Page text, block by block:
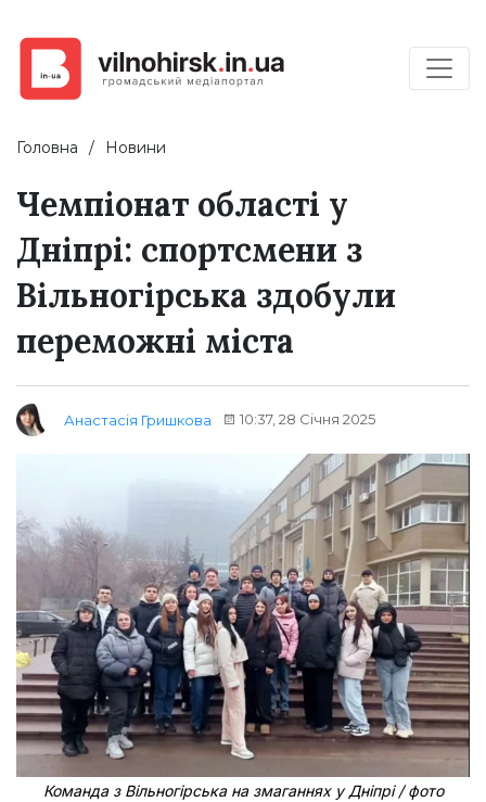
Головна Новини
Чемпіонат області у
Дніпрі: спортсмени з
Вільногірська здобули
переможні міста
Анастасія Гришкова 10:37, 28 Січня 2025
Команда з Вільногірська на змаганнях у Дніпрі / фото